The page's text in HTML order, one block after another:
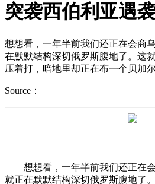
突袭西伯利亚遇
想想看，一年半前我们还正在会商
在默默结构深切俄罗斯腹地了。这
压着打，暗地里却正在布一个贝加
Source：
想想看，一年半前我们还正在会
就正在默默结构深切俄罗斯腹地了